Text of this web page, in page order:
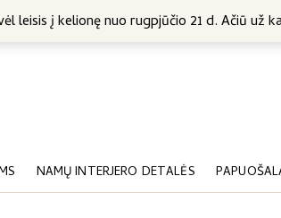
leisis į kelionę nuo rugpjūčio 21 d. Ačiū už
NAMŲ INTERJERO DETALĖS